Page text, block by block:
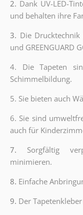
2. Dank UV-LED-
und behalten ihre
3. Die
und GREENGUARD
4. Die Tapeten
Schimmelbildung.
5. Sie bieten auch
6. Sie sind
auch für
7. Sorgfältig
minimieren.
8. Einfache
9. Der